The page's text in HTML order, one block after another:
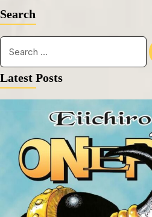
Search
Latest Posts